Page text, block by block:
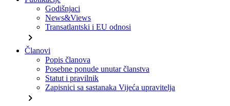
Godišnjaci
News&Views
Transatlantski i EU odnosi
chevron_right
Članovi
Popis članova
Posebne ponude unutar članstva
Statut i pravilnik
Zapisnici sa sastanaka Vijeća upravitelja
chevron_right